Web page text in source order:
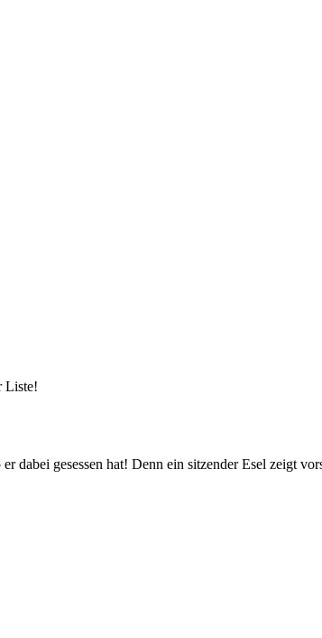
Liste!
dabei gesessen hat! Denn ein sitzender Esel zeigt